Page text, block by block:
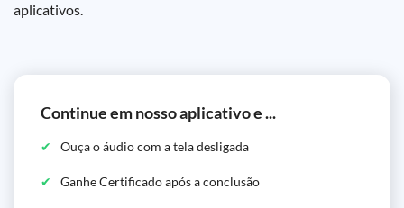
aplicativos.
Continue em nosso aplicativo e ...
Ouça o áudio com a tela desligada
Ganhe Certificado após a conclusão